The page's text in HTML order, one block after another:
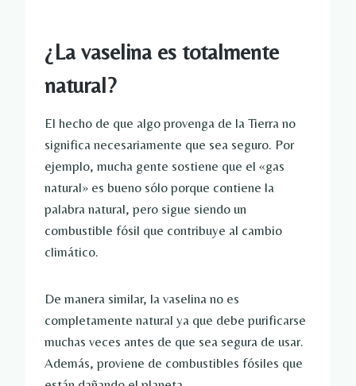
¿La vaselina es totalmente
natural?
El hecho de que algo provenga de la Tierra no
significa necesariamente que sea seguro. Por
ejemplo, mucha gente sostiene que el «gas
natural» es bueno sólo porque contiene la
palabra natural, pero sigue siendo un
combustible fósil que contribuye al cambio
climático.
De manera similar, la vaselina no es
completamente natural ya que debe purificarse
muchas veces antes de que sea segura de usar.
Además, proviene de combustibles fósiles que